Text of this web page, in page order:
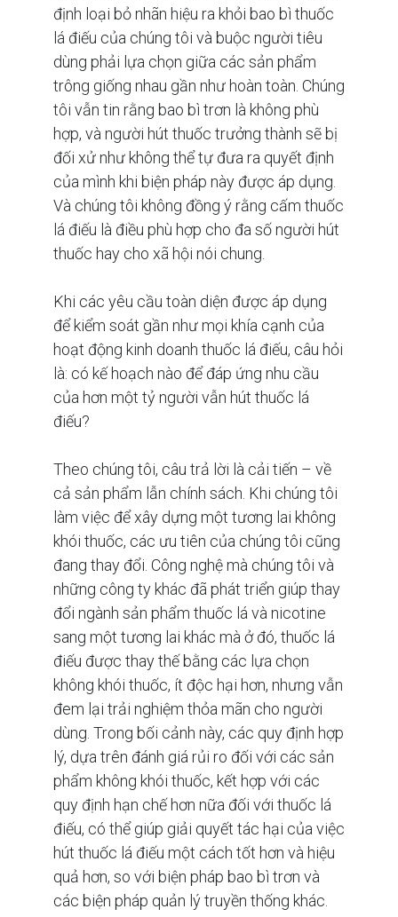
định loại bỏ nhãn hiệu ra khỏi bao bì thuốc
lá điếu của chúng tôi và buộc người tiêu
dùng phải lựa chọn giữa các sản phẩm
trông giống nhau gần như hoàn toàn. Chúng
tôi vẫn tin rằng bao bì trơn là không phù
hợp, và người hút thuốc trưởng thành sẽ bị
đối xử như không thể tự đưa ra quyết định
của mình khi biện pháp này được áp dụng.
Và chúng tôi không đồng ý rằng cấm thuốc
lá điếu là điều phù hợp cho đa số người hút
thuốc hay cho xã hội nói chung.
Khi các yêu cầu toàn diện được áp dụng
để kiểm soát gần như mọi khía cạnh của
hoạt động kinh doanh thuốc lá điếu, câu hỏi
là: có kế hoạch nào để đáp ứng nhu cầu
của hơn một tỷ người vẫn hút thuốc lá
điếu?
Theo chúng tôi, câu trả lời là cải tiến – về
cả sản phẩm lẫn chính sách. Khi chúng tôi
làm việc để xây dựng một tương lai không
khói thuốc, các ưu tiên của chúng tôi cũng
đang thay đổi. Công nghệ mà chúng tôi và
những công ty khác đã phát triển giúp thay
đổi ngành sản phẩm thuốc lá và nicotine
sang một tương lai khác mà ở đó, thuốc lá
điếu được thay thế bằng các lựa chọn
không khói thuốc, ít độc hại hơn, nhưng vẫn
đem lại trải nghiệm thỏa mãn cho người
dùng. Trong bối cảnh này, các quy định hợp
lý, dựa trên đánh giá rủi ro đối với các sản
phẩm không khói thuốc, kết hợp với các
quy định hạn chế hơn nữa đối với thuốc lá
điếu, có thể giúp giải quyết tác hại của việc
hút thuốc lá điếu một cách tốt hơn và hiệu
quả hơn, so với biện pháp bao bì trơn và
các biện pháp quản lý truyền thống khác.